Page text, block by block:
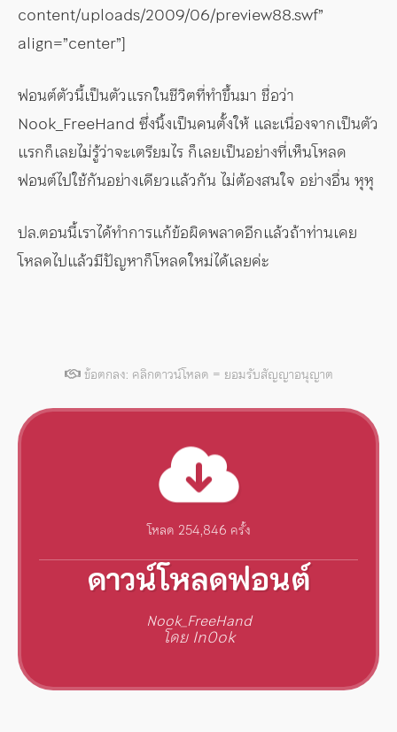
content/uploads/2009/06/preview88.swf”
align=”center”]
ฟอนต์ตัวนี้เป็นตัวแรกในชีวิตที่ทำขึ้นมา ชื่อว่า
Nook_FreeHand ซึ่งนิ้งเป็นคนตั้งให้ และเนื่องจากเป็นตัว
แรกก็เลยไม่รู้ว่าจะเตรียมไร ก็เลยเป็นอย่างที่เห็นโหลด
ฟอนต์ไปใช้กันอย่างเดียวแล้วกัน ไม่ต้องสนใจ อย่างอื่น หุหุ
ปล.ตอนนี้เราได้ทำการแก้ข้อผิดพลาดอีกแล้วถ้าท่านเคย
โหลดไปแล้วมีปัญหาก็โหลดใหม่ได้เลยค่ะ
ข้อตกลง: คลิกดาวน์โหลด = ยอมรับสัญญาอนุญาต
โหลด 254,846 ครั้ง
ดาวน์โหลดฟอนต์
Nook_FreeHand
โดย In0ok